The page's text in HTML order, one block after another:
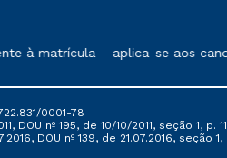
de prestação de serviços
matrícula – aplica-se aos
0001-78
nº 195, de 10/10/2011, seção 1, p.
DOU nº 139, de 21.07.2016, seção 1,